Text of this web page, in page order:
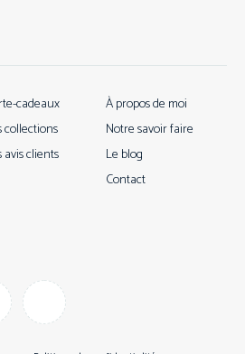
À propos de moi
Notre savoir faire
Le blog
Contact
cadeaux
collections
avis clients